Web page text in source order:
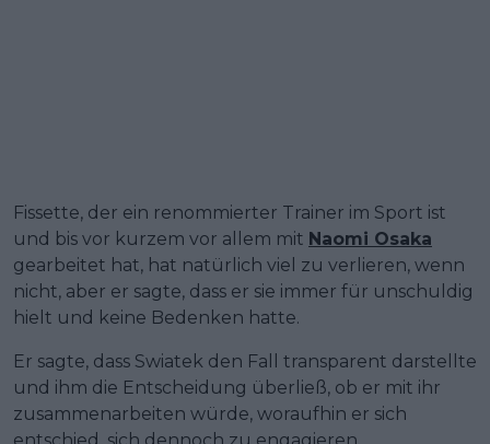
Fissette, der ein renommierter Trainer im Sport ist
und bis vor kurzem vor allem mit Naomi Osaka
gearbeitet hat, hat natürlich viel zu verlieren, wenn
nicht, aber er sagte, dass er sie immer für unschuldig
hielt und keine Bedenken hatte.
Er sagte, dass Swiatek den Fall transparent darstellte
und ihm die Entscheidung überließ, ob er mit ihr
zusammenarbeiten würde, woraufhin er sich
entschied, sich dennoch zu engagieren.